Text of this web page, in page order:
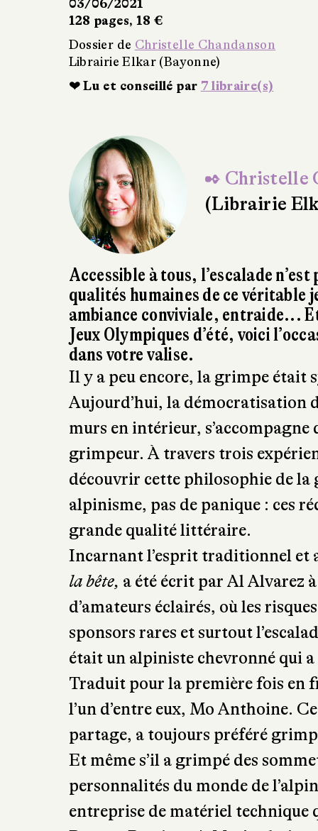
Dossier deChristelle Chandanson
Librairie Elkar (Bayonne)
❤ Lu et conseillé par2 libraire(s)
(Librairie
Accessible à tous, l’escalade
qualités humaines de ce
ambiance conviviale, entraide...
Jeux Olympiques d’été, voici
dans votre valise.
Il y a peu encore, la grimpe était
Aujourd’hui, la démocratisation
murs en intérieur,
grimpeur. À travers trois
découvrir cette philosophie de
alpinisme, pas de panique : ces
grande qualité littéraire.
Incarnant l’esprit traditionnel
la bête,
a été écrit par Al Alvarez
d’amateurs éclairés, où les
sponsors rares et surtout
était un alpiniste chevronné qui
Traduit pour la première fois en
l’un d’entre eux, Mo Anthoine.
partage, a toujours préféré
Et même s’il a grimpé des
personnalités du monde de
entreprise de matériel technique
Brown. Passionné, Mo Anthoine
montagne : matériel, grimpe,